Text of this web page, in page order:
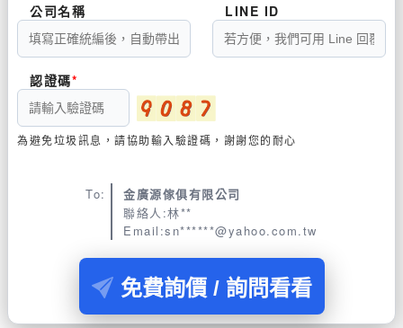
公司名稱 LINE ID
認證碼
為避免垃圾訊息，請協助輸入驗證碼，謝謝您的耐心
To:
金廣源傢俱有限公司
聯絡人:林**
Email:sn******@yahoo.com.tw
免費詢價 / 詢問看看